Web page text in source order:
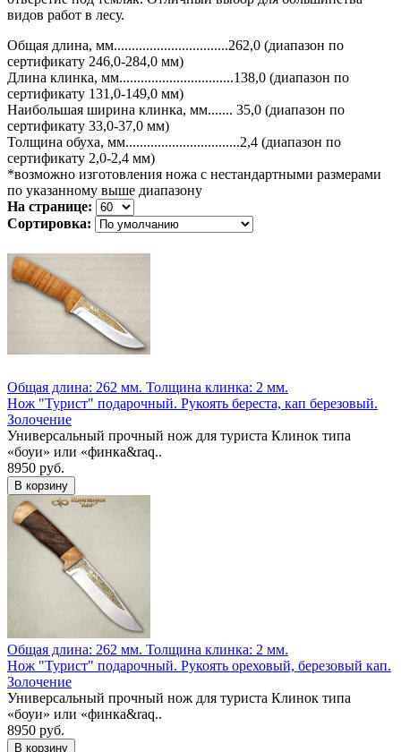
видов работ в лесу.
Общая длина, мм................................262,0 (диапазон по
сертификату 246,0-284,0 мм)
Длина клинка, мм................................138,0 (диапазон по
сертификату 131,0-149,0 мм)
Наибольшая ширина клинка, мм....... 35,0 (диапазон по
сертификату 33,0-37,0 мм)
Толщина обуха, мм................................2,4 (диапазон по
сертификату 2,0-2,4 мм)
*возможно изготовления ножа с нестандартными размерами
по указанному выше диапазону
На странице:
Сортировка:
Общая длина: 262 мм. Толщина клинка: 2 мм.
Нож "Турист" подарочный. Рукоять береста, кап березовый.
Золочение
Универсальный прочный нож для туриста Клинок типа
«боуи» или «финка&raq..
8950 руб.
Общая длина: 262 мм. Толщина клинка: 2 мм.
Нож "Турист" подарочный. Рукоять ореховый, березовый кап.
Золочение
Универсальный прочный нож для туриста Клинок типа
«боуи» или «финка&raq..
8950 руб.